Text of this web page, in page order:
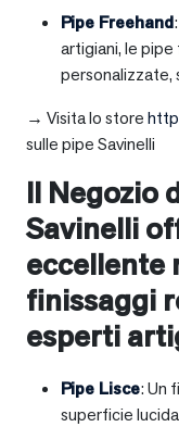
Pipe Freehand
artigiani, le
personalizzate,
→ Visita lo store
sulle pipe Savinelli
Il Negozio
Savinelli
eccellente
finissaggi
esperti
Pipe Lisce: Un
superficie